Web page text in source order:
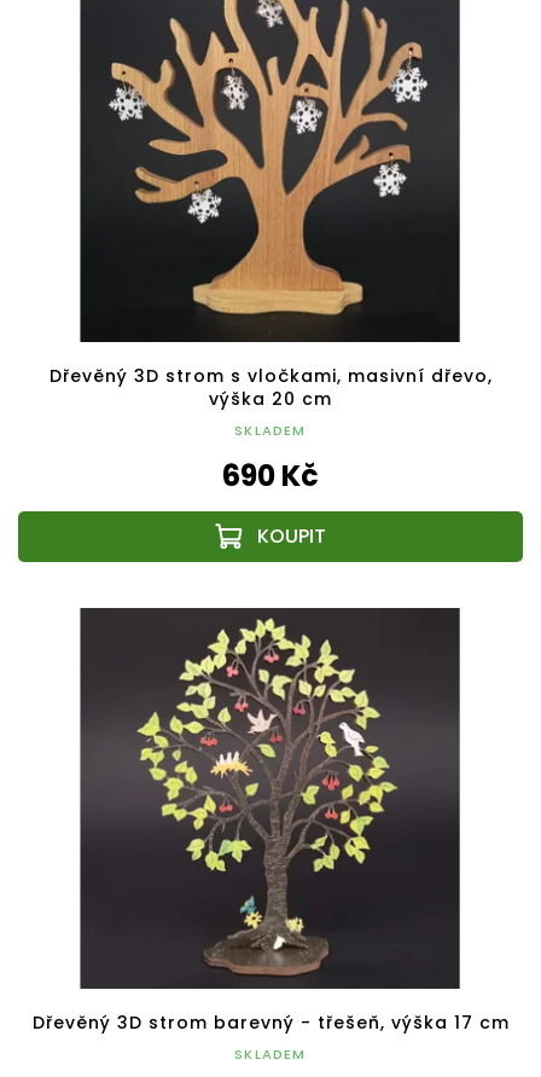
Dřevěný 3D strom s vločkami, masivní dřevo,
výška 20 cm
SKLADEM
690 Kč
Dřevěný 3D strom barevný - třešeň, výška 17 cm
SKLADEM